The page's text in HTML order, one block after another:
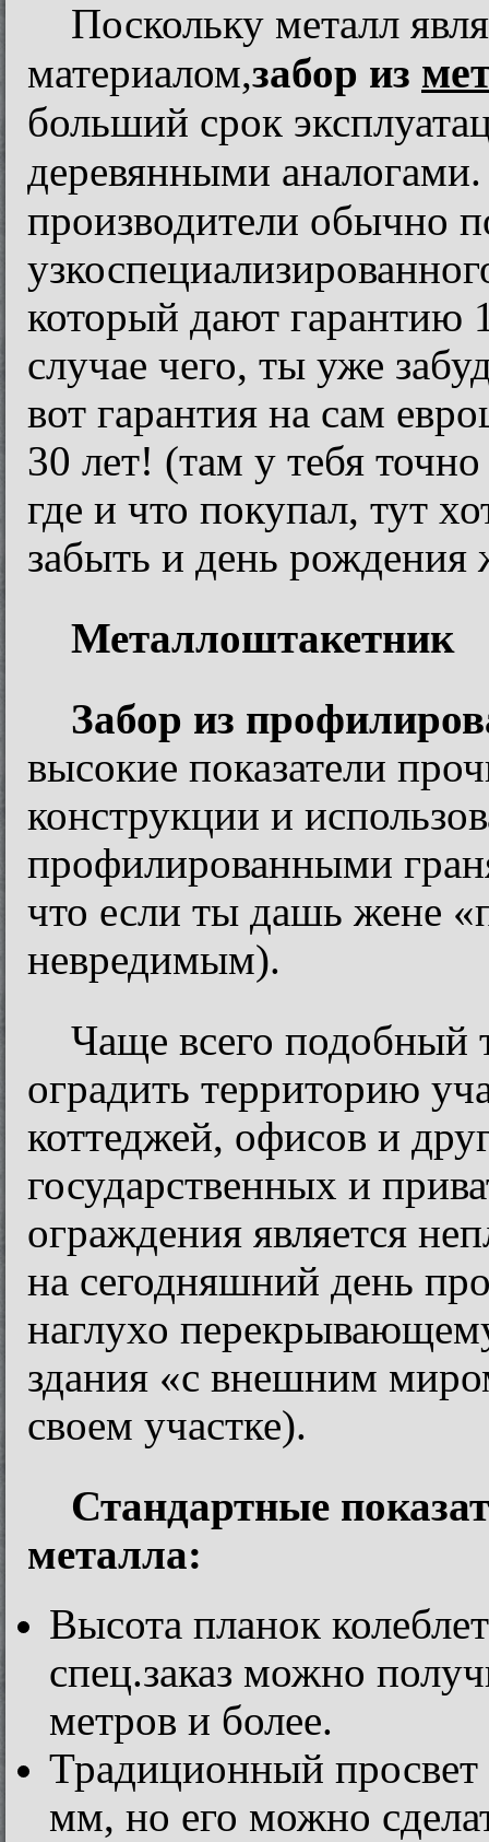
Поскольку металл
материалом,забор из
больший срок
деревянными
производители обычно
который дают гарантию
случае чего, ты уже
вот гарантия на сам
30 лет! (там у тебя
где и что покупал, тут
забыть и день
Металлоштакетник
Забор из
высокие показатели
конструкции и
профилированными
что если ты дашь жене
невредимым).
Чаще всего подобный
оградить территорию
коттеджей, офисов и
государственных и
ограждения является
на сегодняшний день
наглухо
здания «с внешним
своем участке).
Стандартные
металла:
Высота планок
спец.заказ можно
метров и более.
Традиционный просвет
мм, но его можно